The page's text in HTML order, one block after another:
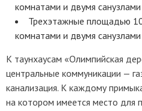
комнатами и двумя санузлами
Трехэтажные площадью
комнатами и двумя санузлами
К таунхаусам «Олимпийская
центральные коммуникации —
канализация. К каждому
на котором имеется место для